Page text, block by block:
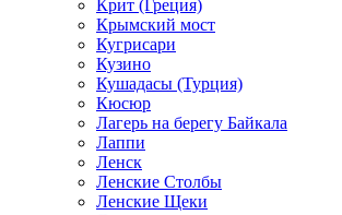
Крит (Греция)
Крымский мост
Кугрисари
Кузино
Кушадасы (Турция)
Кюсюр
Лагерь на берегу Байкала
Лаппи
Ленск
Ленские Столбы
Ленские Щеки